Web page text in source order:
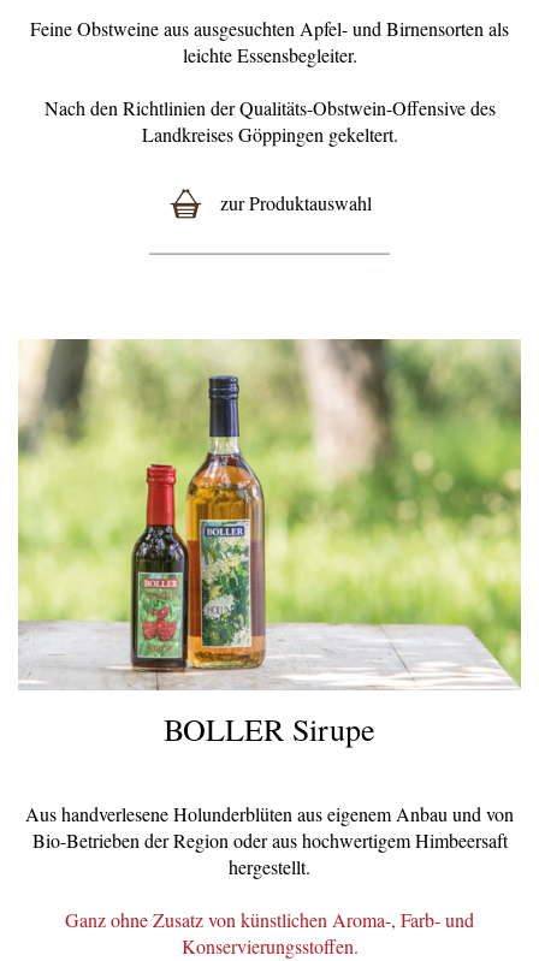
Feine Obstweine aus ausgesuchten Apfel- und Birnensorten als
leichte Essensbegleiter.
Nach den Richtlinien der Qualitäts-Obstwein-Offensive des
Landkreises Göppingen gekeltert.
zur Produktauswahl
BOLLER Sirupe
Aus handverlesene Holunderblüten aus eigenem Anbau und von
Bio-Betrieben der Region oder aus hochwertigem Himbeersaft
hergestellt.
Ganz ohne Zusatz von künstlichen Aroma-, Farb- und
Konservierungsstoffen.